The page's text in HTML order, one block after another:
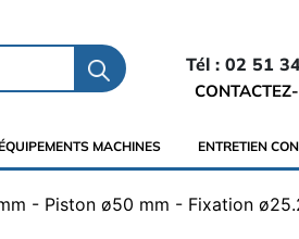
Tél : 02 51
ÉQUIPEMENTS MACHINES ENTRETIEN
- Piston ø50 mm - Fixation